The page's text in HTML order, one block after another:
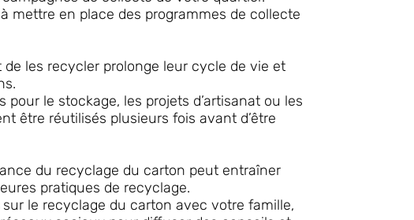
mettre en place des programmes de collecte
les recycler prolonge leur cycle de vie et
pour le stockage, les projets d’artisanat ou les
être réutilisés plusieurs fois avant d’être
du recyclage du carton peut entraîner
pratiques de recyclage.
le recyclage du carton avec votre famille,